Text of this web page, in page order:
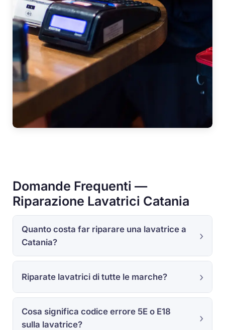
Domande Frequenti —
Riparazione Lavatrici Catania
Quanto costa far riparare una lavatrice a
Catania?
Riparate lavatrici di tutte le marche?
Cosa significa codice errore 5E o E18
sulla lavatrice?